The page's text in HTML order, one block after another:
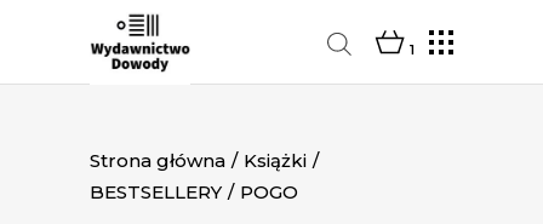
1
Strona główna / Książki /
BESTSELLERY / POGO